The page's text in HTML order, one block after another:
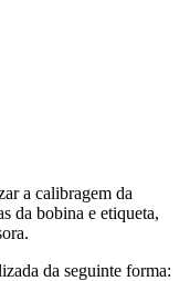
a calibragem da
da bobina e etiqueta,
da seguinte forma: